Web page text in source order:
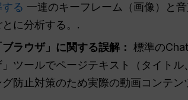
る 一連のキーフレーム（画像）と
とに分析する。.
ブラウザ」に関する誤解： 標準の
」ツールでページテキスト（タイト
グ防止対策のため実際の動画コンテ